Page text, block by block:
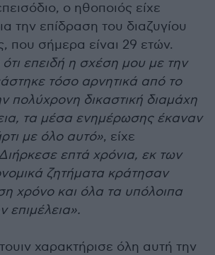
ο ηθοποιός είχε
την επίδραση του διαζυγίου
που σήμερα είναι 29 ετών.
επειδή η σχέση μου με την
τόσο αρνητικά από το
πολύχρονη δικαστική διαμάχη
τα μέσα ενημέρωσης έκαναν
με όλο αυτό», είχε
επτά χρόνια, εκ των
ζητήματα κράτησαν
χρόνο και όλα τα υπόλοιπα
επιμέλεια».
χαρακτήρισε όλη αυτή την